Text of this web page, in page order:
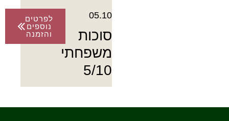
05.10
סוכות
משפחתי
5/10
לפרטים
נוספים
והזמנה